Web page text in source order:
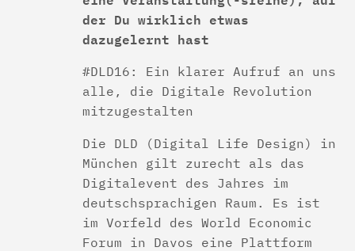
der Du wirklich etwas
dazugelernt hast
#DLD16: Ein klarer Aufruf an uns
alle, die Digitale Revolution
mitzugestalten
Die DLD (Digital Life Design) in
München gilt zurecht als das
Digitalevent des Jahres im
deutschsprachigen Raum. Es ist
im Vorfeld des World Economic
Forum in Davos eine Plattform